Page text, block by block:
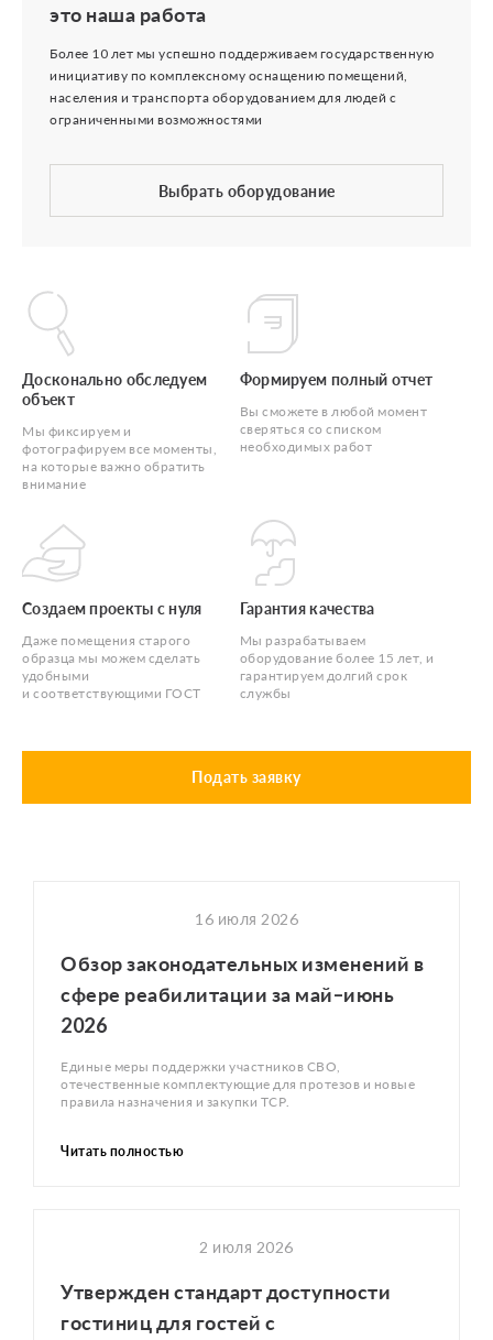
это наша работа
Более 10 лет мы успешно поддерживаем государственную
инициативу по комплексному оснащению помещений,
населения и транспорта оборудованием для людей с
ограниченными возможностями
Выбрать оборудование
Досконально обследуем
объект
Мы фиксируем и
фотографируем все моменты,
на которые важно обратить
внимание
Формируем полный отчет
Вы сможете в любой момент
сверяться со списком
необходимых работ
Создаем проекты с нуля
Даже помещения старого
образца мы можем сделать
удобными
и соответствующими ГОСТ
Гарантия качества
Мы разрабатываем
оборудование более 15 лет, и
гарантируем долгий срок
службы
Подать заявку
16 июля 2026
Обзор законодательных изменений в
сфере реабилитации за май–июнь
2026
Единые меры поддержки участников СВО,
отечественные комплектующие для протезов и новые
правила назначения и закупки ТСР.
Читать полностью
2 июля 2026
Утвержден стандарт доступности
гостиниц для гостей с